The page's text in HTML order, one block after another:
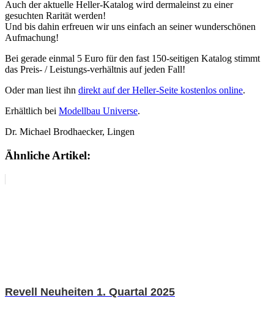
Auch der aktuelle Heller-Katalog wird dermaleinst zu einer
gesuchten Rarität werden!
Und bis dahin erfreuen wir uns einfach an seiner wunderschönen
Aufmachung!
Bei gerade einmal 5 Euro für den fast 150-seitigen Katalog stimmt
das Preis- / Leistungs-verhältnis auf jeden Fall!
Oder man liest ihn direkt auf der Heller-Seite kostenlos online.
Erhältlich bei Modellbau Universe.
Dr. Michael Brodhaecker, Lingen
Ähnliche Artikel:
Revell Neuheiten 1. Quartal 2025